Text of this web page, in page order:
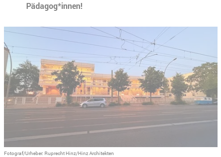
Pädagog*innen!
Slider überspringen
Fotograf/Urheber: Ruprecht Hinz/Hinz Architekten